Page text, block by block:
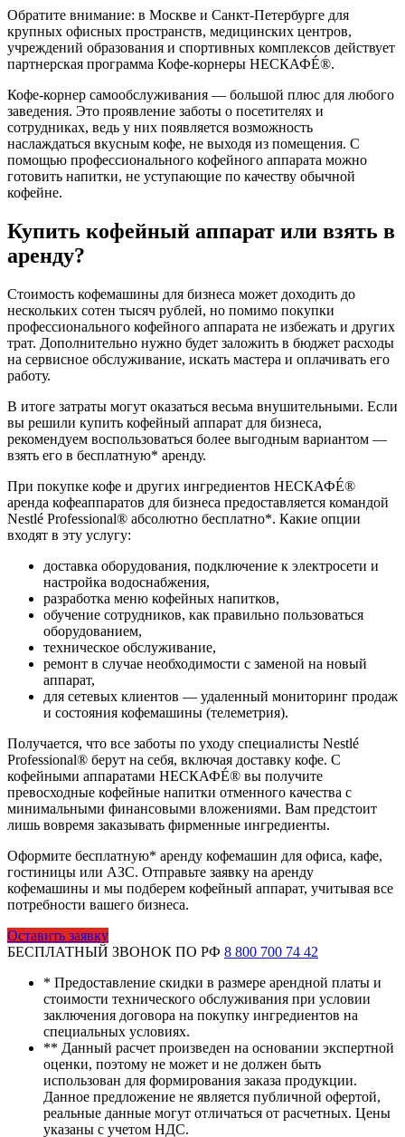
Обратите внимание: в Москве и Санкт-Петербурге для
крупных офисных пространств, медицинских центров,
учреждений образования и спортивных комплексов действует
партнерская программа Кофе-корнеры НЕСКАФÉ®.
Кофе-корнер самообслуживания — большой плюс для любого
заведения. Это проявление заботы о посетителях и
сотрудниках, ведь у них появляется возможность
наслаждаться вкусным кофе, не выходя из помещения. С
помощью профессионального кофейного аппарата можно
готовить напитки, не уступающие по качеству обычной
кофейне.
Купить кофейный аппарат или взять в
аренду?
Стоимость кофемашины для бизнеса может доходить до
нескольких сотен тысяч рублей, но помимо покупки
профессионального кофейного аппарата не избежать и других
трат. Дополнительно нужно будет заложить в бюджет расходы
на сервисное обслуживание, искать мастера и оплачивать его
работу.
В итоге затраты могут оказаться весьма внушительными. Если
вы решили купить кофейный аппарат для бизнеса,
рекомендуем воспользоваться более выгодным вариантом —
взять его в бесплатную* аренду.
При покупке кофе и других ингредиентов НЕСКАФÉ®
аренда кофеаппаратов для бизнеса предоставляется командой
Nestlé Professional® абсолютно бесплатно*. Какие опции
входят в эту услугу:
доставка оборудования, подключение к электросети и
настройка водоснабжения,
разработка меню кофейных напитков,
обучение сотрудников, как правильно пользоваться
оборудованием,
техническое обслуживание,
ремонт в случае необходимости с заменой на новый
аппарат,
для сетевых клиентов — удаленный мониторинг продаж
и состояния кофемашины (телеметрия).
Получается, что все заботы по уходу специалисты Nestlé
Professional® берут на себя, включая доставку кофе. С
кофейными аппаратами НЕСКАФÉ® вы получите
превосходные кофейные напитки отменного качества с
минимальными финансовыми вложениями. Вам предстоит
лишь вовремя заказывать фирменные ингредиенты.
Оформите бесплатную* аренду кофемашин для офиса, кафе,
гостиницы или АЗС. Отправьте заявку на аренду
кофемашины и мы подберем кофейный аппарат, учитывая все
потребности вашего бизнеса.
Оставить заявку
БЕСПЛАТНЫЙ ЗВОНОК ПО РФ 8 800 700 74 42
* Предоставление скидки в размере арендной платы и
стоимости технического обслуживания при условии
заключения договора на покупку ингредиентов на
специальных условиях.
** Данный расчет произведен на основании экспертной
оценки, поэтому не может и не должен быть
использован для формирования заказа продукции.
Данное предложение не является публичной офертой,
реальные данные могут отличаться от расчетных. Цены
указаны с учетом НДС.